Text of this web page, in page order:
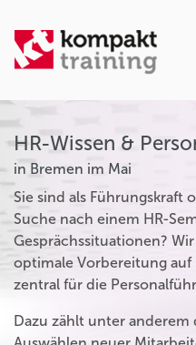
HR-Wissen &
in Bremen im Mai
Sie sind als Führungskraft
Suche nach einem HR-
Gesprächssituationen?
optimale Vorbereitung auf
zentral für die
Dazu zählt unter anderem